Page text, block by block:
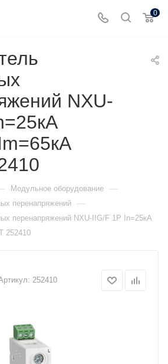
0
NXU-
Модульное оборудование —
перенапряжений —
перенапряжений NXU-IIG/F 1P In=25кА
252410
252410